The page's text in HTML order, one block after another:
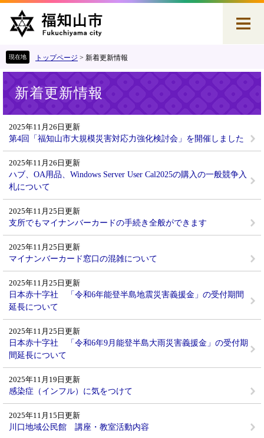
本
トップページ > 新着更新情報
新着更新情報
2025年11月26日更新
第4回「福知山市大規模災害対応力強化検討会」を開催しました
2025年11月26日更新
ハブ、OA用品、Windows Server User Cal2025の購入の一般競争入
札について
2025年11月25日更新
支所でもマイナンバーカードの手続き全般ができます
2025年11月25日更新
マイナンバーカード窓口の混雑について
2025年11月25日更新
日本赤十字社 「令和6年能登半島地震災害義援金」の受付期間
延長について
2025年11月25日更新
日本赤十字社 「令和6年9月能登半島大雨災害義援金」の受付期
間延長について
2025年11月19日更新
感染症（インフル）に気をつけて
2025年11月15日更新
川口地域公民館 講座・教室活動内容